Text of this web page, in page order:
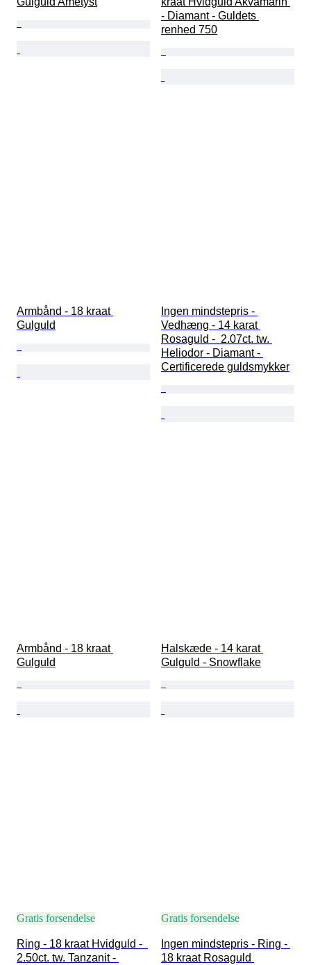
- Diamant - Guldets
renhed 750
Armbånd - 18 kraat
Gulguld
Ingen mindstepris -
Vedhæng - 14 karat
Rosaguld -  2.07ct. tw.
Heliodor - Diamant -
Certificerede guldsmykker
Armbånd - 18 kraat
Gulguld
Halskæde - 14 karat
Gulguld - Snowflake
Gratis forsendelse
Ring - 18 kraat Hvidguld -
2.50ct. tw. Tanzanit -
Gratis forsendelse
Ingen mindstepris - Ring -
18 kraat Rosaguld